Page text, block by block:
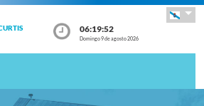
06:19:52
Domingo 9 de agosto 2026